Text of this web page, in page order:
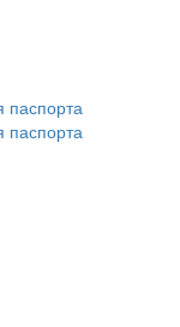
паспорта
паспорта